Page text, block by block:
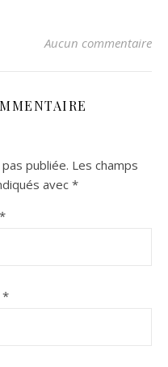
Aucun commentaire
publiée. Les champs
avec *
*
*